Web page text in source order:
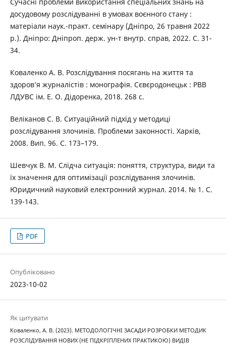
досудовому розслідуванні в умовах воєнного стану :
матеріали наук.-практ. семінару (Дніпро, 26 травня 2022
р.). Дніпро: Дніпроп. держ. ун-т внутр. справ, 2022. С. 31-
34.
Коваленко А. В. Розслідування посягань на життя та
здоров’я журналістів : монографія. Сєвєродонецьк : РВВ
ЛДУВС ім. Е. О. Дідоренка, 2018. 268 с.
Веліканов С. В. Ситуаційний підхід у методиці
розслідування злочинів. Проблеми законності. Харків,
2008. Вип. 96. С. 173–179.
Шевчук В. М. Слідча ситуація: поняття, структура, види та
їх значення для оптимізації розслідування злочинів.
Юридичний науковий електронний журнал. 2014. № 1. С.
139-143.
PDF
Опубліковано
2023-10-02
Як цитувати
Коваленко, А. В. (2023). МЕТОДОЛОГІЧНІ ЗАСАДИ РОЗРОБКИ МЕТОДИК
РОЗСЛІДУВАННЯ НОВИХ (НЕ ПІДКРІПЛЕНИХ ПРАКТИКОЮ) ВИДІВ